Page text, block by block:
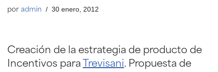
por admin 30 enero, 2012
Creación de la estrategia de producto de
Incentivos para
Trevisani. Propuesta de